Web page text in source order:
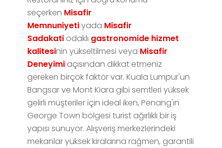
seçerken Misafir
Memnuniyetiyada Misafir
Sadakati odaklı gastronomide hizmet
kalitesinin yükseltilmesi veya Misafir
Deneyimi açısından dikkat etmeniz
gereken birçok faktör var. Kuala Lumpur'un
Bangsar ve Mont Kiara gibi semtleri yüksek
gelirli müşteriler için ideal iken, Penang'ın
George Town bölgesi turist ağırlıklı bir iş
yapısı sunuyor. Alışveriş merkezlerindeki
mekanlar yüksek kiralarına rağmen, garantili